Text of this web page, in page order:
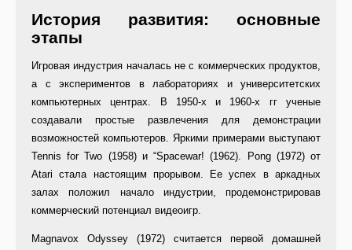
История развития: основные
этапы
Игровая индустрия началась не с коммерческих продуктов,
а с экспериментов в лабораториях и университетских
компьютерных центрах. В 1950-х и 1960-х гг ученые
создавали простые развлечения для демонстрации
возможностей компьютеров. Яркими примерами выступают
Tennis for Two (1958) и “Spacewar! (1962). Pong (1972) от
Atari стала настоящим прорывом. Ее успех в аркадных
залах положил начало индустрии, продемонстрировав
коммерческий потенциал видеоигр.
Magnavox Odyssey (1972) считается первой домашней